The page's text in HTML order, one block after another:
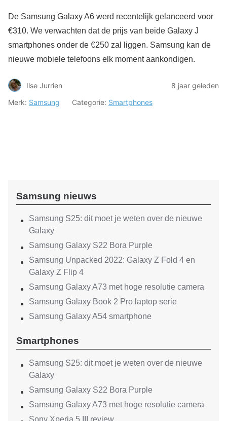
De Samsung Galaxy A6 werd recentelijk gelanceerd voor
€310. We verwachten dat de prijs van beide Galaxy J
smartphones onder de €250 zal liggen. Samsung kan de
nieuwe mobiele telefoons elk moment aankondigen.
Ilse Jurrien
8 jaar geleden
Merk: Samsung Categorie: Smartphones
Samsung nieuws
Samsung S25: dit moet je weten over de nieuwe
Galaxy
Samsung Galaxy S22 Bora Purple
Samsung Unpacked 2022: Galaxy Z Fold 4 en
Galaxy Z Flip 4
Samsung Galaxy A73 met hoge resolutie camera
Samsung Galaxy Book 2 Pro laptop serie
Samsung Galaxy A54 smartphone
Smartphones
Samsung S25: dit moet je weten over de nieuwe
Galaxy
Samsung Galaxy S22 Bora Purple
Samsung Galaxy A73 met hoge resolutie camera
Sony Xperia 5 III review